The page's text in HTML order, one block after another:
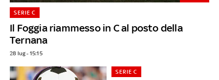
Il Foggia riammesso in C al posto della
Ternana
SERIE C
28 lug - 15:15
SERIE C